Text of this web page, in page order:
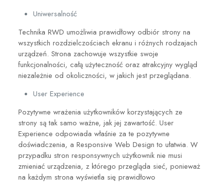
Uniwersalność
Technika RWD umożliwia prawidłowy odbiór strony na
wszystkich rozdzielczościach ekranu i różnych rodzajach
urządzeń. Strona zachowuje wszystkie swoje
funkcjonalności, całą użyteczność oraz atrakcyjny wygląd
niezależnie od okoliczności, w jakich jest przeglądana.
User Experience
Pozytywne wrażenia użytkowników korzystających ze
strony są tak samo ważne, jak jej zawartość. User
Experience odpowiada właśnie za te pozytywne
doświadczenia, a Responsive Web Design to ułatwia. W
przypadku stron responsywnych użytkownik nie musi
zmieniać urządzenia, z którego przegląda sieć, ponieważ
na każdym strona wyświetla się prawidłowo